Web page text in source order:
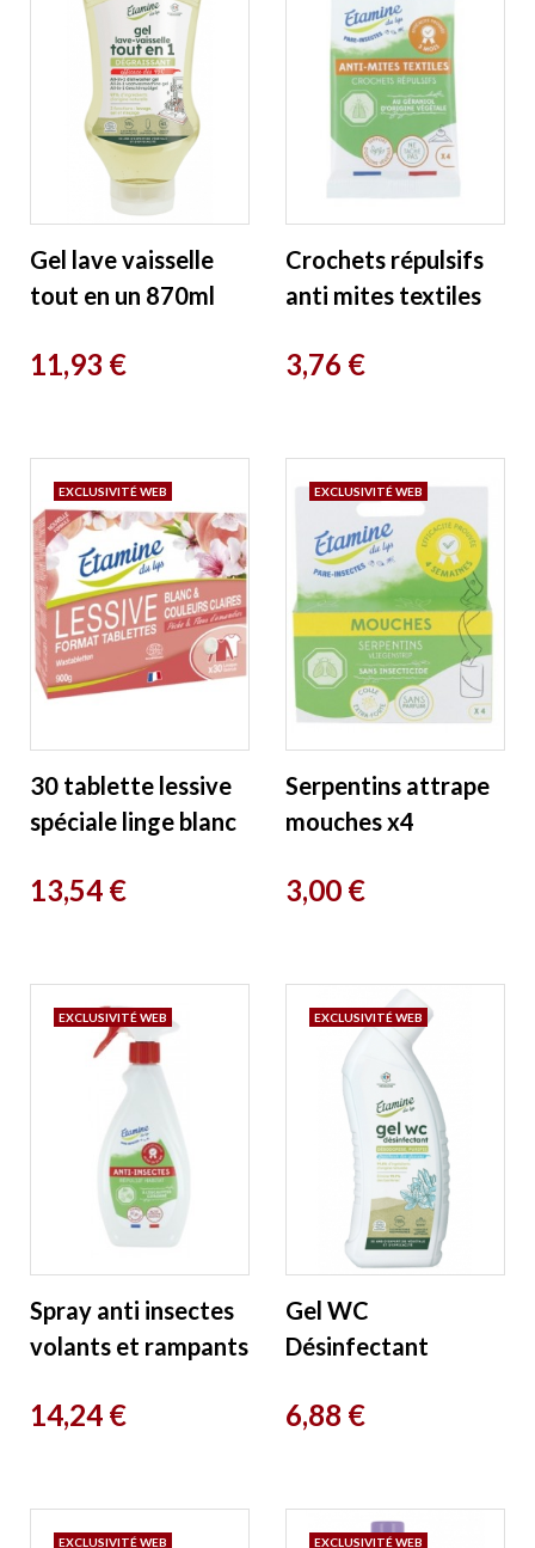
Gel lave vaisselle
tout en un 870ml
Prix
11,93 €
Crochets répulsifs
anti mites textiles
Prix
3,76 €
30 tablette lessive
spéciale linge blanc
d'amandier Etamine
Prix
13,54 €
EXCLUSIVITÉ WEB
Serpentins attrape
mouches x4
Prix
3,00 €
EXCLUSIVITÉ WEB
Spray anti insectes
volants et rampants
500ml Etamine du
Prix
14,24 €
EXCLUSIVITÉ WEB
Gel WC
Désinfectant
glaciers 750ml
Prix
6,88 €
EXCLUSIVITÉ WEB
EXCLUSIVITÉ WEB EXCLUSIVITÉ WEB